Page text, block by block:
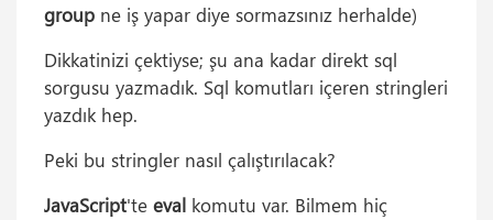
group ne iş yapar diye sormazsınız herhalde)
Dikkatinizi çektiyse; şu ana kadar direkt sql
sorgusu yazmadık. Sql komutları içeren stringleri
yazdık hep.
Peki bu stringler nasıl çalıştırılacak?
JavaScript'te eval komutu var. Bilmem hiç